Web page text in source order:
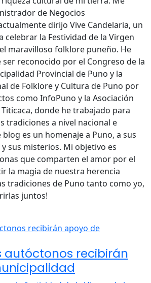
de Negocios
dirijo Vive Candelaria, un
celebrar la Festividad de la Virgen
maravilloso folklore puneño. He
reconocido por el Congreso de la
Provincial de Puno y la
de Folklore y Cultura de Puno por
como InfoPuno y la Asociación
donde he trabajado para
tradiciones a nivel nacional e
es un homenaje a Puno, a sus
sus misterios. Mi objetivo es
que comparten el amor por el
la magia de nuestra herencia
tradiciones de Puno tanto como yo,
juntos!
recibirán apoyo de
autóctonos recibirán